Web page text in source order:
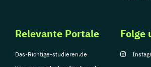
Relevante Portale
Das-Richtige-studieren.de
Folge